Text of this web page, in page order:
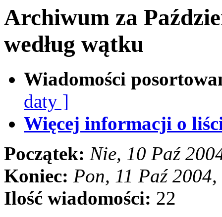
Archiwum za
według wątku
Wiadomości
daty ]
Więcej informacji o
Początek: Nie, 10 Paź
Koniec: Pon, 11 Paź
Ilość wiadomości: 22